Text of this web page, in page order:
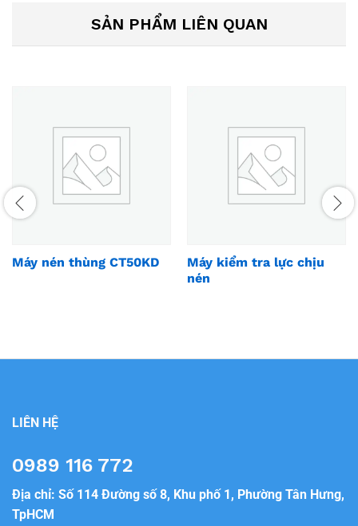
SẢN PHẨM LIÊN QUAN
Máy nén thùng CT50KD
Máy kiểm tra lực chịu
nén
LIÊN HỆ
0989 116 772
Địa chỉ: Số 114 Đường số 8, Khu phố 1, Phường Tân Hưng,
TpHCM